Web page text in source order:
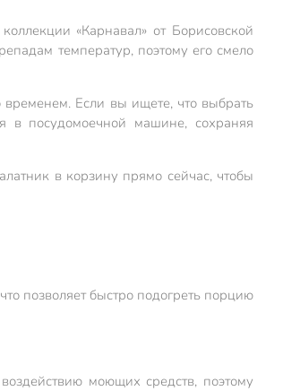
«Карнавал» от Борисовской
температур, поэтому его смело
временем. Если вы ищете, что выбрать
в посудомоечной машине, сохраняя
в корзину прямо сейчас, чтобы
позволяет быстро подогреть порцию
моющих средств, поэтому